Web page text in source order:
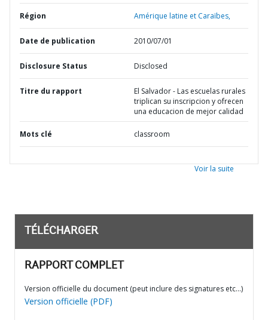
Région Amérique latine et Caraïbes,
Date de publication 2010/07/01
Disclosure Status Disclosed
Titre du rapport
El Salvador - Las escuelas rurales
triplican su inscripcion y ofrecen
una educacion de mejor calidad
Mots clé classroom
Voir la suite
TÉLÉCHARGER
RAPPORT COMPLET
Version officielle du document (peut inclure des signatures etc…)
Version officielle (PDF)